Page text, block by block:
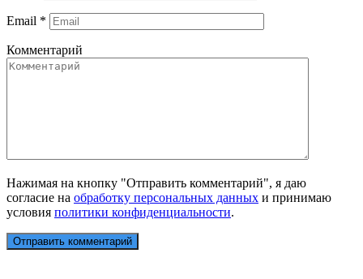
Email *
Комментарий
Нажимая на кнопку "Отправить комментарий", я даю
согласие на обработку персональных данных и принимаю
условия политики конфиденциальности.